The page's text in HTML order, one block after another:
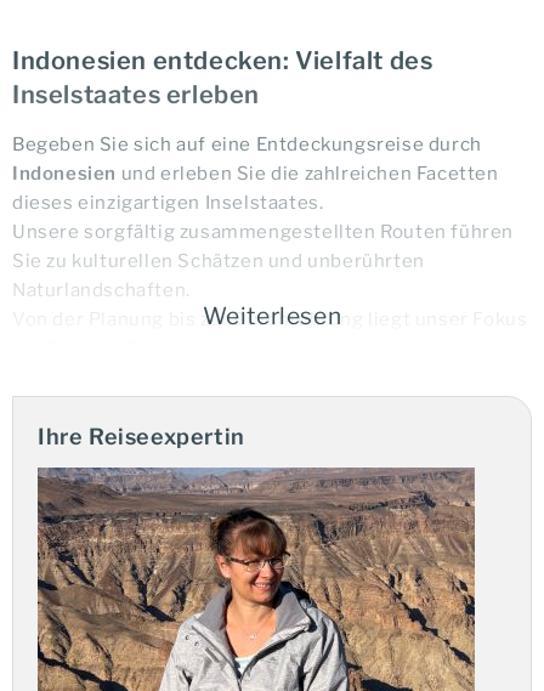
Indonesien entdecken: Vielfalt des
Inselstaates erleben
Begeben Sie sich auf eine Entdeckungsreise durch
Indonesien und erleben Sie die zahlreichen Facetten
dieses einzigartigen Inselstaates.
Unsere sorgfältig zusammengestellten Routen führen
Sie zu kulturellen Schätzen und unberührten
Naturlandschaften.
Von der Planung bis zur Durchführung liegt unser Fokus
Deutschsprachige Reiseleitung
individuell anpassbare Reisebausteine
Privatreise mit eigenem Chauffeur
Weiterlesen
Ihre Reiseexpertin